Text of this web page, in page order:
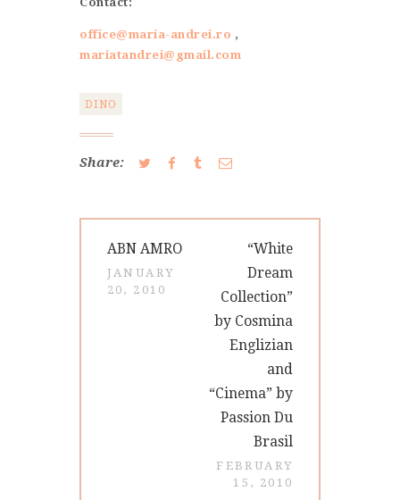
office@maria-andrei.ro ,
mariatandrei@gmail.com
DINO
Share:
navigation
Previous
ABN AMRO
JANUARY
20, 2010
“White
Dream
Collection”
by Cosmina
Englizian
and
“Cinema” by
Passion Du
Brasil
FEBRUARY
15, 2010